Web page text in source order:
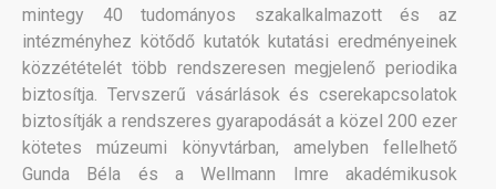
mintegy 40 tudományos szakalkalmazott és az
intézményhez kötődő kutatók kutatási eredményeinek
közzétételét több rendszeresen megjelenő periodika
biztosítja. Tervszerű vásárlások és cserekapcsolatok
biztosítják a rendszeres gyarapodását a közel 200 ezer
kötetes múzeumi könyvtárban, amelyben fellelhető
Gunda Béla és a Wellmann Imre akadémikusok